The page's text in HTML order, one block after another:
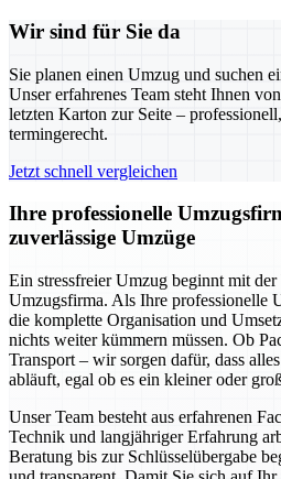
Wir sind für Sie da
Sie planen einen Umzug und suchen
Unser erfahrenes Team steht Ihnen
letzten Karton zur Seite –
termingerecht.
Jetzt schnell vergleichen
Ihre professionelle
zuverlässige Umzüge
Ein stressfreier Umzug beginnt mit
Umzugsfirma. Als Ihre professionelle
die komplette Organisation und
nichts weiter kümmern müssen. Ob
Transport – wir sorgen dafür, dass
abläuft, egal ob es ein kleiner oder
Unser Team besteht aus erfahrenen
Technik und langjähriger Erfahrung
Beratung bis zur Schlüsselübergabe